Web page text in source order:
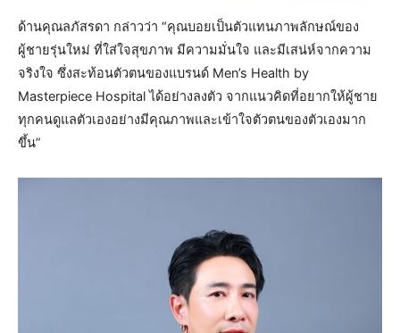
ด้านคุณลภัสรดา กล่าวว่า “คุณบอยเป็นตัวแทนภาพลักษณ์ของ
ผู้ชายรุ่นใหม่ ที่ใส่ใจสุขภาพ มีความมั่นใจ และมีเสน่ห์จากความ
จริงใจ ซึ่งสะท้อนตัวตนของแบรนด์ Men’s Health by
Masterpiece Hospital ได้อย่างลงตัว จากแนวคิดที่อยากให้ผู้ชาย
ทุกคนดูแลตัวเองอย่างมีคุณภาพและเข้าใจตัวตนของตัวเองมาก
ขึ้น”